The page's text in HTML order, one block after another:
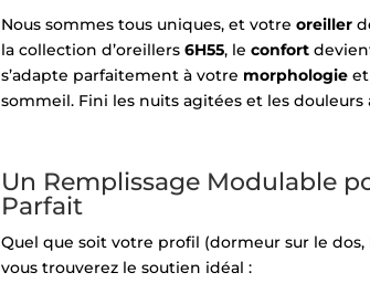
Nous sommes tous uniques, et votre oreiller
la collection d’oreillers 6H55, le confort
s’adapte parfaitement à votre morphologieet
sommeil. Fini les nuits agitées et les douleurs
Un Remplissage Modulable
Parfait
Quel que soit votre profil (dormeur sur le
vous trouverez le soutien idéal :